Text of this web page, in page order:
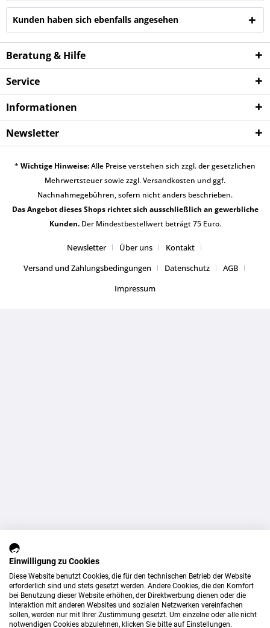
Kunden haben sich ebenfalls angesehen
Beratung & Hilfe
Service
Informationen
Newsletter
* Wichtige Hinweise:Alle Preise verstehen sich zzgl. der gesetzlichen
Mehrwertsteuer sowie zzgl.Versandkosten und ggf.
Nachnahmegebühren, sofern nicht anders beschrieben.
Das Angebot dieses Shops richtet sich ausschließlich an gewerbliche
Kunden.Der Mindestbestellwert beträgt 75 Euro.
Newsletter Über uns
Kontakt
Versand und Zahlungsbedingungen
Datenschutz
AGB
Impressum
Einwilligung zu Cookies
Diese Website benutzt Cookies, die für den technischen Betrieb der Website
erforderlich sind und stets gesetzt werden. Andere Cookies, die den Komfort
bei Benutzung dieser Website erhöhen, der Direktwerbung dienen oder die
Interaktion mit anderen Websites und sozialen Netzwerken vereinfachen
sollen, werden nur mit Ihrer Zustimmung gesetzt. Um einzelne oder alle nicht
notwendigen Cookies abzulehnen, klicken Sie bitte auf Einstellungen.